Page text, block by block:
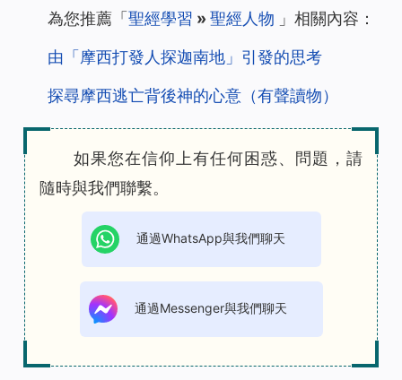
為您推薦「 聖經學習 » 聖經人物 」 相關內容：
由「摩西打發人探迦南地」引發的思考
探尋摩西逃亡背後神的心意（有聲讀物）
如果您在信仰上有任何困惑、問題，請
隨時與我們聯繫。
通過WhatsApp與我們聊天
通過Messenger與我們聊天